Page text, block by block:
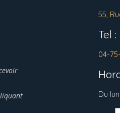
55,
Tel :
04-
Du